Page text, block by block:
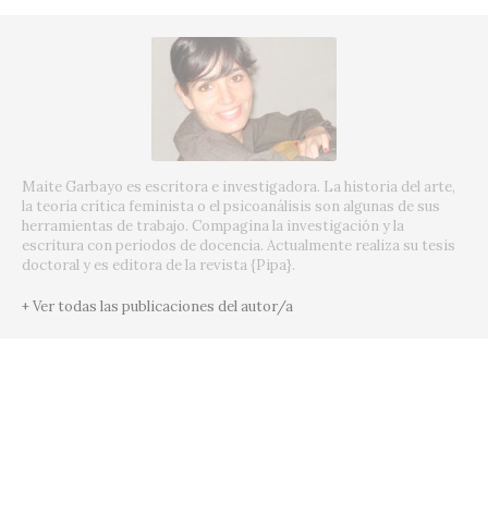
Maite Garbayo es escritora e investigadora. La historia del arte,
la teoría crítica feminista o el psicoanálisis son algunas de sus
herramientas de trabajo. Compagina la investigación y la
escritura con periodos de docencia. Actualmente realiza su tesis
doctoral y es editora de la revista {Pipa}.
+ Ver todas las publicaciones del autor/a